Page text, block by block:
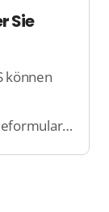
Sie
können